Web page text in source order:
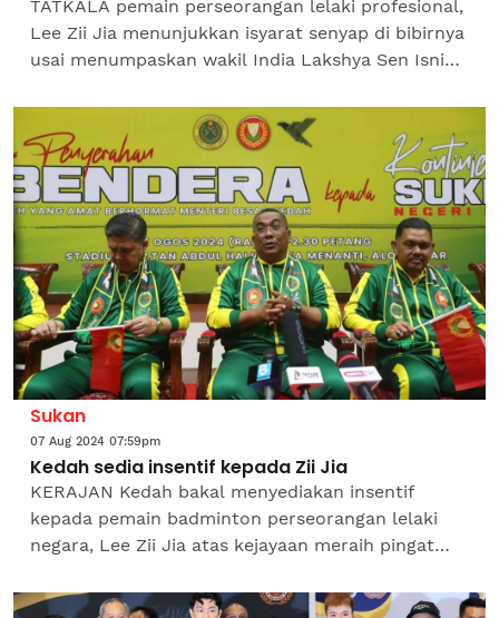
TATKALA pemain perseorangan lelaki profesional,
Lee Zii Jia menunjukkan isyarat senyap di bibirnya
usai menumpaskan wakil India Lakshya Sen Isnin
kegirangan...
Sukan
07 Aug 2024 07:59pm
Kedah sedia insentif kepada Zii Jia
KERAJAN Kedah bakal menyediakan insentif
kepada pemain badminton perseorangan lelaki
negara, Lee Zii Jia atas kejayaan meraih pingat
Datuk Seri Muhammad...